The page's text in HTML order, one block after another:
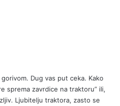
Dug vas put ceka. Kako
sprema zavrdice na traktoru” ili,
Ljubitelju traktora, zasto se